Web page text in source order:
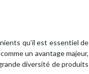
qu’il est essentiel de
un avantage majeur,
diversité de produits